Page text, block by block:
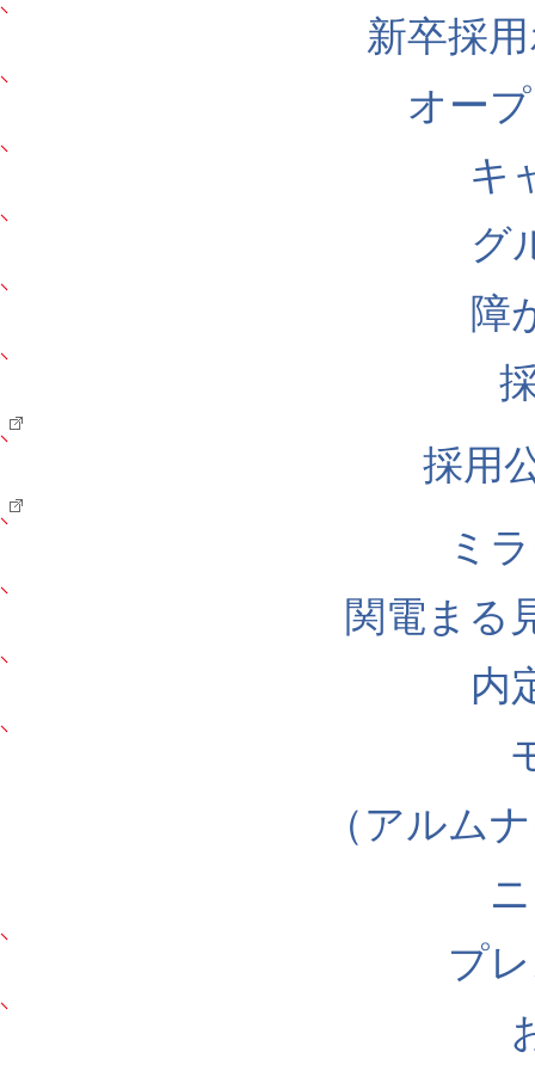
新卒採
オー
キ
グ
障
採用
ミ
関電まる
内
（アルム
プ